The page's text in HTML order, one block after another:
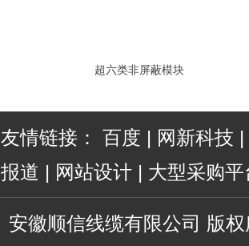
超六类非屏蔽模块
友情链接： 百度 | 网新科技 |
报道 | 网站设计 | 大型采购平
安徽顺信线缆有限公司 版